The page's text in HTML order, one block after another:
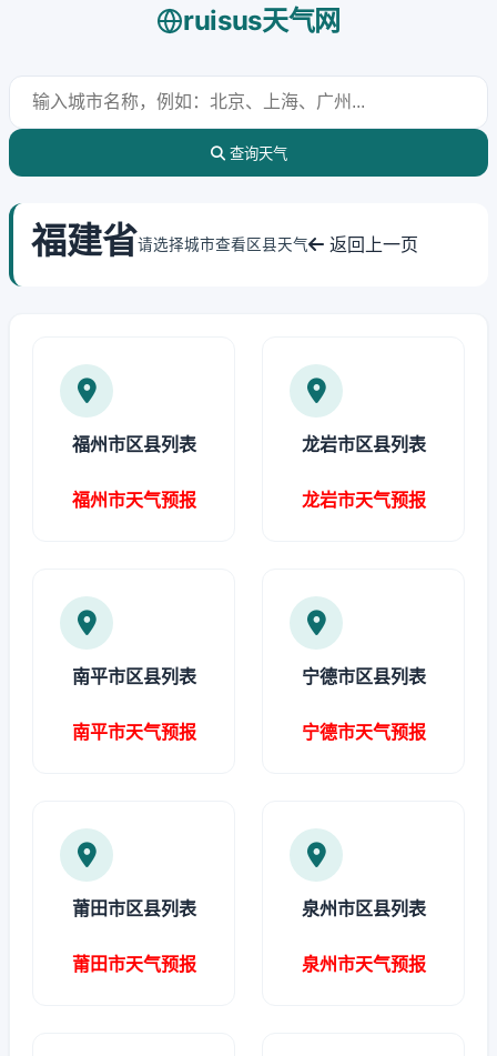
ruisus天气网
查询天气
福建省请选择城市查看区县天气 返回上一页
福州市区县列表
福州市天气预报
龙岩市区县列表
龙岩市天气预报
南平市区县列表
南平市天气预报
宁德市区县列表
宁德市天气预报
莆田市区县列表
莆田市天气预报
泉州市区县列表
泉州市天气预报